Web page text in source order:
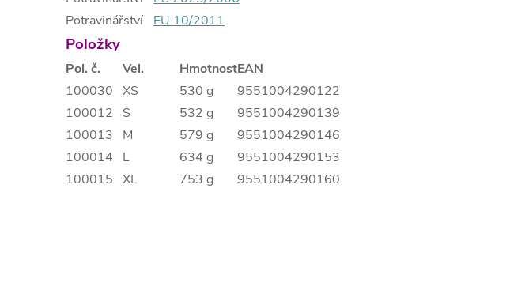
Potravinářství
EU 10/2011
Položky
Pol. č. Vel. HmotnostEAN
100030 XS 530 g
9551004290122
100012
S 532 g
9551004290139
100013
M 579 g
9551004290146
100014
L 634 g
9551004290153
100015 XL 753 g 9551004290160